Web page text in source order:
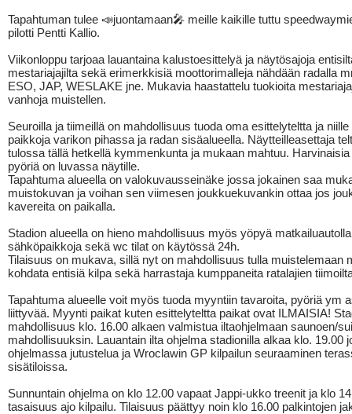
Tapahtuman tulee 📣juontamaan🎤 meille kaikille tuttu
pilotti Pentti Kallio.
Viikonloppu tarjoaa lauantaina kalustoesittelyä ja näytösajoja
mestariajajilta sekä erimerkkisiä moottorimalleja nähdään radalla
ESO, JAP, WESLAKE jne. Mukavia haastattelu tuokioita
vanhoja muistellen.
Seuroilla ja tiimeillä on mahdollisuus tuoda oma esittelyteltta ja
paikkoja varikon pihassa ja radan sisäalueella. Näytteilleasettaja
tulossa tällä hetkellä kymmenkunta ja mukaan mahtuu.
pyöriä on luvassa näytille.
Tapahtuma alueella on valokuvausseinäke jossa jokainen saa
muistokuvan ja voihan sen viimesen joukkuekuvankin ottaa jos
kavereita on paikalla.
Stadion alueella on hieno mahdollisuus myös yöpyä
sähköpaikkoja sekä wc tilat on käytössä 24h.
Tilaisuus on mukava, sillä nyt on mahdollisuus tulla muistelemaan
kohdata entisiä kilpa sekä harrastaja kumppaneita ratalajien
Tapahtuma alueelle voit myös tuoda myyntiin tavaroita, pyöriä ym
liittyvää. Myynti paikat kuten esittelyteltta paikat ovat ILMAISIA!
mahdollisuus klo. 16.00 alkaen valmistua iltaohjelmaan saunoen/
mahdollisuuksin. Lauantain ilta ohjelma stadionilla alkaa klo. 19.00
ohjelmassa jutustelua ja Wroclawin GP kilpailun seuraaminen
sisätiloissa.
Sunnuntain ohjelma on klo 12.00 vapaat Jappi-ukko treenit ja klo
tasaisuus ajo kilpailu. Tilaisuus päättyy noin klo 16.00 palkintojen